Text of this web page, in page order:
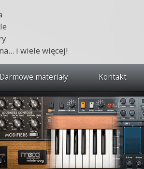
i wiele więcej!
Darmowe materiały Kontakt